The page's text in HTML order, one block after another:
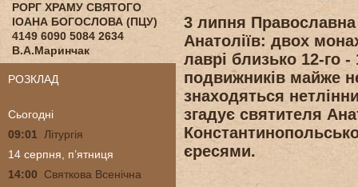
3 липня
Анатоліїв: двох
лаврі близько 12-го
подвижників майже
знаходяться
згадує святителя
єресями.
РОРГ ХРАМУ СВЯТОГО
ІОАНА БОГОСЛОВА (ПЦУ)
4149 6090 5084 2634
В.А.Маринчак
РОЗКЛАД
Сьогодні
09:01
Літургія
14 серпня, п’ятниця
14:00
Святкова Всенічна